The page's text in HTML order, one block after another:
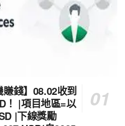
賺錢】08.02收到
！ |項目地區=以
|下線獎勵